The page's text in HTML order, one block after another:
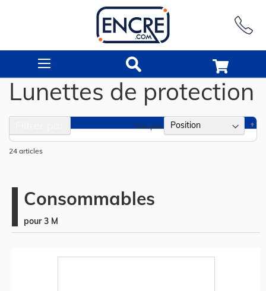
Lunettes de protection
24 articles
Trier par
Consommables
pour 3 M